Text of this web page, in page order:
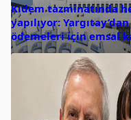
Kıdem tazminatında
yapılıyor:
ödemeleri için emsal